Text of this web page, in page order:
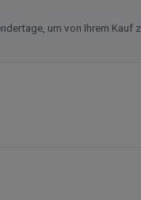
um von Ihrem Kauf